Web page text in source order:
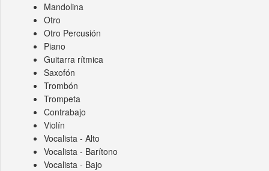
Mandolina
Otro
Otro Percusión
Piano
Guitarra rítmica
Saxofón
Trombón
Trompeta
Contrabajo
Violín
Vocalista - Alto
Vocalista - Barítono
Vocalista - Bajo